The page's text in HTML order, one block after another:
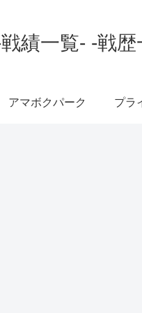
績一覧- -戦歴
アマボクパーク プラ